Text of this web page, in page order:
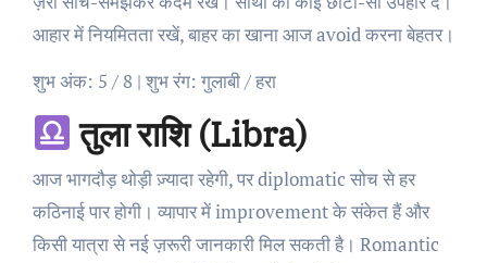
आहार में नियमितता रखें, बाहर का खाना आज avoid करना बेहतर।
शुभ अंक: 5 / 8 | शुभ रंग: गुलाबी / हरा
तुला राशि (Libra)
आज भागदौड़ थोड़ी ज़्यादा रहेगी, पर diplomatic सोच से हर
कठिनाई पार होगी। व्यापार में improvement के संकेत हैं और
किसी यात्रा से नई ज़रूरी जानकारी मिल सकती है। Romantic